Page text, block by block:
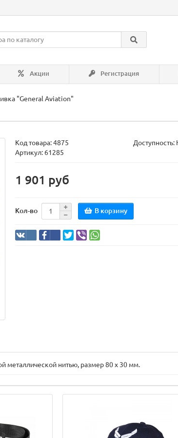
Акции Регистрация
"General Aviation"
Код товара:4875
Доступность:
Артикул: 61285
1 901 руб
Кол-во В корзину
металлической нитью, размер 80 х 30 мм.